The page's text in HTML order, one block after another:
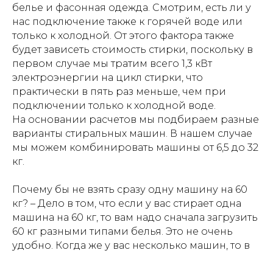
белье и фасонная одежда. Смотрим, есть ли у
нас подключение также к горячей воде или
только к холодной. От этого фактора также
будет зависеть стоимость стирки, поскольку в
первом случае мы тратим всего 1,3 кВт
электроэнергии на цикл стирки, что
практически в пять раз меньше, чем при
подключении только к холодной воде.
На основании расчетов мы подбираем разные
варианты стиральных машин. В нашем случае
мы можем комбинировать машины от 6,5 до 32
кг.
Почему бы не взять сразу одну машину на 60
кг? – Дело в том, что если у вас стирает одна
машина на 60 кг, то вам надо сначала загрузить
60 кг разными типами белья. Это не очень
удобно. Когда же у вас несколько машин, то в